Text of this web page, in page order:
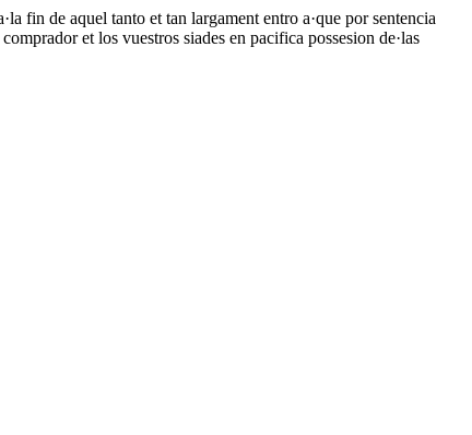
fin de aquel tanto et tan largament entro a·que por sentencia
et los vuestros siades en pacifica possesion de·las